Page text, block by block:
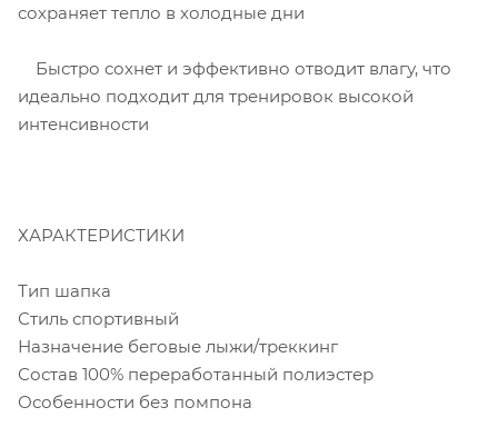
сохраняет тепло в холодные дни
Быстро сохнет и эффективно отводит влагу, что
идеально подходит для тренировок высокой
интенсивности
ХАРАКТЕРИСТИКИ
Тип шапка
Стиль спортивный
Назначение беговые лыжи/треккинг
Состав 100% переработанный полиэстер
Особенности без помпона